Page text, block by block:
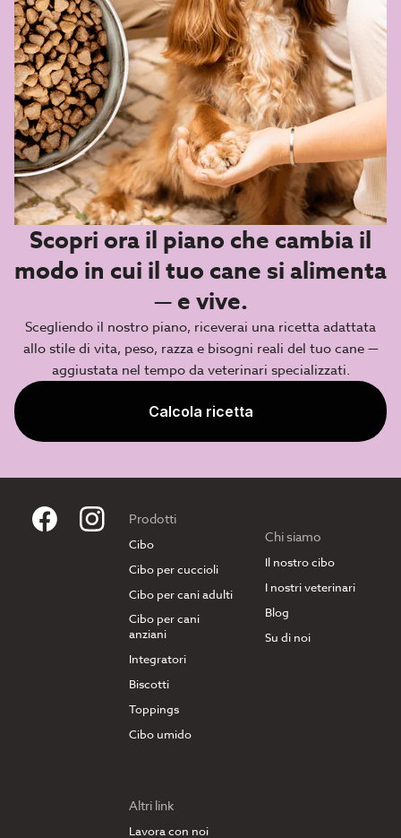
Scopri ora il piano che cambia il
modo in cui il tuo cane si alimenta
— e vive.
Scegliendo il nostro piano, riceverai una ricetta adattata
allo stile di vita, peso, razza e bisogni reali del tuo cane —
aggiustata nel tempo da veterinari specializzati.
Calcola ricetta
Prodotti
Cibo
Cibo per cuccioli
Cibo per cani adulti
Cibo per cani
anziani
Integratori
Biscotti
Toppings
Cibo umido
Chi siamo
Il nostro cibo
I nostri veterinari
Blog
Su di noi
Altri link
Lavora con noi